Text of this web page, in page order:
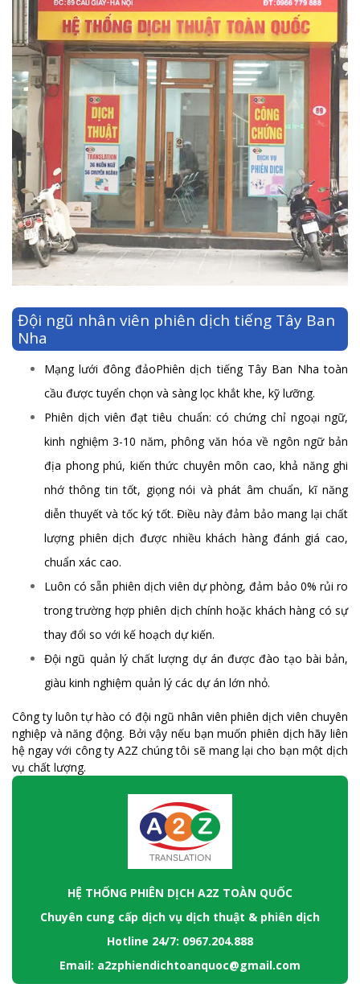
Đội ngũ nhân viên phiên dịch tiếng Tây Ban
Nha
Mạng lưới đông đảoPhiên dịch tiếng Tây Ban Nha toàn
cầu được tuyển chọn và sàng lọc khắt khe, kỹ lưỡng.
Phiên dịch viên đạt tiêu chuẩn: có chứng chỉ ngoại ngữ,
kinh nghiệm 3-10 năm, phông văn hóa về ngôn ngữ bản
địa phong phú, kiến thức chuyên môn cao, khả năng ghi
nhớ thông tin tốt, giọng nói và phát âm chuẩn, kĩ năng
diễn thuyết và tốc ký tốt. Điều này đảm bảo mang lại chất
lượng phiên dịch được nhiều khách hàng đánh giá cao,
chuẩn xác cao.
Luôn có sẵn phiên dịch viên dự phòng, đảm bảo 0% rủi ro
trong trường hợp phiên dịch chính hoặc khách hàng có sự
thay đổi so với kế hoạch dự kiến.
Đội ngũ quản lý chất lượng dự án được đào tạo bài bản,
giàu kinh nghiệm quản lý các dự án lớn nhỏ.
Công ty luôn tự hào có đội ngũ nhân viên phiên dịch viên chuyên
nghiệp và năng động. Bởi vậy nếu bạn muốn phiên dịch hãy liên
hệ ngay với công ty A2Z chúng tôi sẽ mang lại cho bạn một dịch
vụ chất lượng.
HỆ THỐNG PHIÊN DỊCH A2Z TOÀN QUỐC
Chuyên cung cấp dịch vụ dịch thuật & phiên dịch
Hotline 24/7: 0967.204.888
Email: a2zphiendichtoanquoc@gmail.com